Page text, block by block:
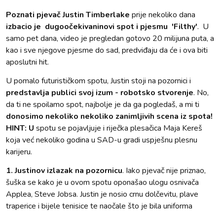
Poznati pjevač Justin Timberlake prije nekoliko dana
izbacio je dugoočekivaninovi spot i pjesmu 'Filthy'. U
samo pet dana, video je pregledan gotovo 20 milijuna puta, a
kao i sve njegove pjesme do sad, predviđaju da će i ova biti
aposlutni hit.
U pomalo futurističkom spotu, Justin stoji na pozornici i
predstavlja publici svoj izum - robotsko stvorenje. No,
da ti ne spoilamo spot, najbolje je da ga pogledaš, a mi ti
donosimo nekoliko nekoliko zanimljivih scena iz spota!
HINT: U spotu se pojavljuje i riječka plesačica Maja Kereš
koja već nekoliko godina u SAD-u gradi uspješnu plesnu
karijeru.
1. Justinov izlazak na pozornicu. Iako pjevač nije priznao,
šuška se kako je u ovom spotu oponašao ulogu osnivača
Applea, Steve Jobsa. Justin je nosio crnu dolčevitu, plave
traperice i bijele tenisice te naočale što je bila uniforma